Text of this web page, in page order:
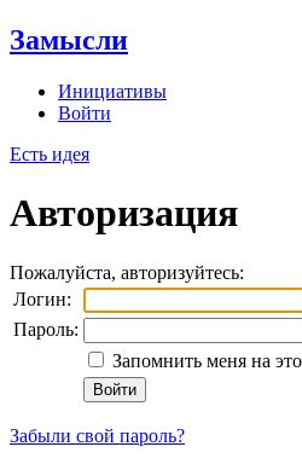
Замысли
Инициативы
Войти
Есть идея
Авторизация
Пожалуйста, авторизуйтесь:
Логин:
Пароль:
Запомнить меня на
Забыли свой пароль?